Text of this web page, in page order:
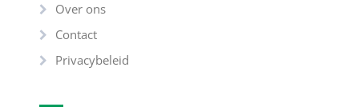
Over ons
Contact
Privacybeleid